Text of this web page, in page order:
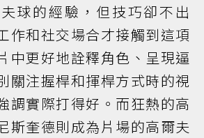
球的經驗，但技巧卻不出
作和社交場合才接觸到這項
中更好地詮釋角色、呈現逼
關注握桿和揮桿方式時的視
調實際打得好。而狂熱的高
斯奎德則成為片場的高爾夫